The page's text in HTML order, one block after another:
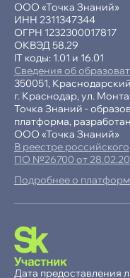
ООО «Точка Знаний»
ИНН 2311347344
ОГРН 1232300017817
ОКВЭД 58.29
IT коды: 1.01 и 16.01
Сведения об
350051,
г. Краснодар, ул.
Точка Знаний -
платформа,
ООО «Точка Знаний»
В реестре российского
ПО №26700 от
Подробнее о
Дата предоставления